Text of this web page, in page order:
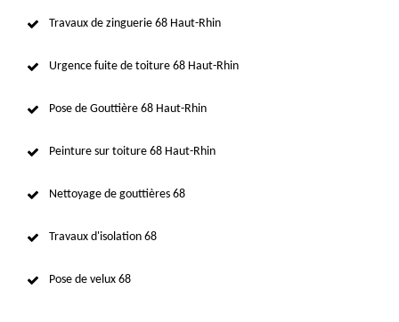
Travaux de zinguerie 68 Haut-Rhin
Urgence fuite de toiture 68 Haut-Rhin
Pose de Gouttière 68 Haut-Rhin
Peinture sur toiture 68 Haut-Rhin
Nettoyage de gouttières 68
Travaux d'isolation 68
Pose de velux 68